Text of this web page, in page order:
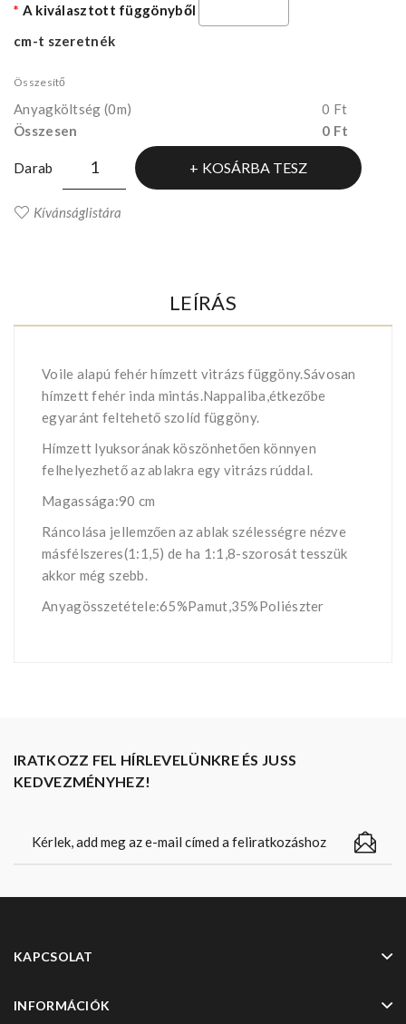
A kiválasztott függönyből
cm-t szeretnék
Összesítő
Anyagköltség (0m)
0 Ft
Összesen
0 Ft
Darab KOSÁRBA TESZ
Kívánságlistára
LEÍRÁS
Voile alapú fehér hímzett vitrázs függöny.Sávosan
hímzett fehér inda mintás.Nappaliba,étkezőbe
egyaránt feltehető szolíd függöny.
Hímzett lyuksorának köszönhetően könnyen
felhelyezhető az ablakra egy vitrázs rúddal.
Magassága:90 cm
Ráncolása jellemzően az ablak szélességre nézve
másfélszeres(1:1,5) de ha 1:1,8-szorosát tesszük
akkor még szebb.
Anyagösszetétele:65%Pamut,35%Poliészter
IRATKOZZ FEL HÍRLEVELÜNKRE ÉS JUSS
KEDVEZMÉNYHEZ!
KAPCSOLAT
INFORMÁCIÓK